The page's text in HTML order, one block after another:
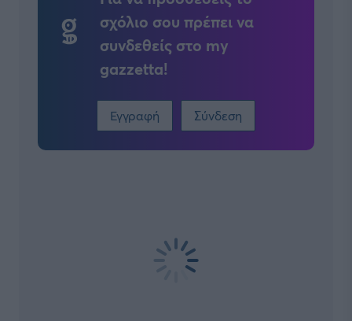
σχόλιο σου πρέπει να
συνδεθείς στο my
gazzetta!
Εγγραφή Σύνδεση